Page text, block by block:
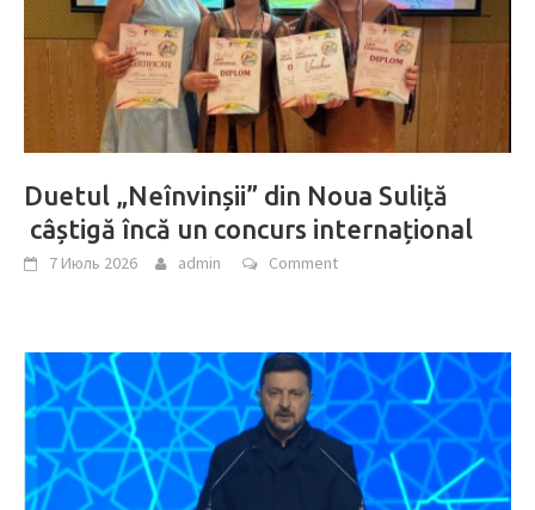
Duetul „Neînvinșii” din Noua Suliță
câștigă încă un concurs internațional
7 Июль 2026 admin Comment